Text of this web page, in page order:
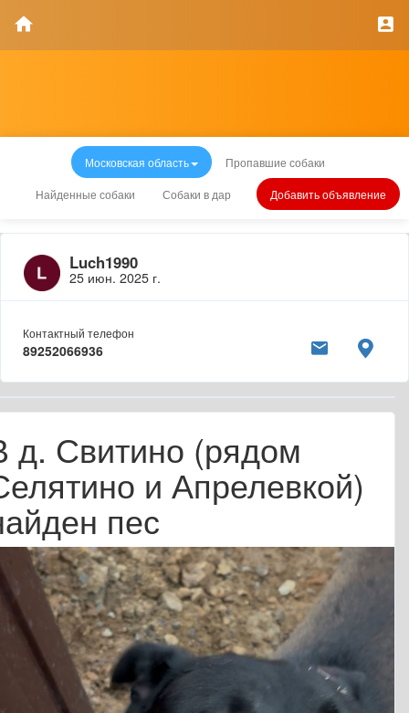
Московская область Пропавшие собаки
Найденные собаки Собаки в дар Добавить объявление
Luch1990
25 июн. 2025 г.
Контактный телефон
89252066936
д. Свитино (рядом
и Апрелевкой)
пес